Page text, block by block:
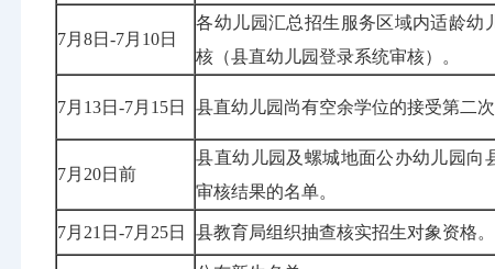
7月8日-7月10日
各幼儿园汇总招生服务区域内适龄幼
核（县直幼儿园登录系统审核）。
7月13日-7月15日 县直幼儿园尚有空余学位的接受第二次
7月20日前
县直幼儿园及螺城地面公办幼儿园向
审核结果的名单。
7月21日-7月25日 县教育局组织抽查核实招生对象资格。